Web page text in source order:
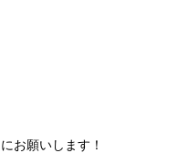
お願いします！